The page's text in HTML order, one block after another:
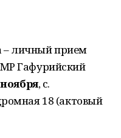
– личный прием
Гафурийский
ноября, с.
18 (актовый